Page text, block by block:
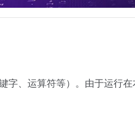
、运算符等）。由于运行